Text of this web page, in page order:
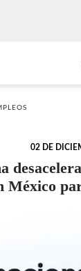
02 DE
México